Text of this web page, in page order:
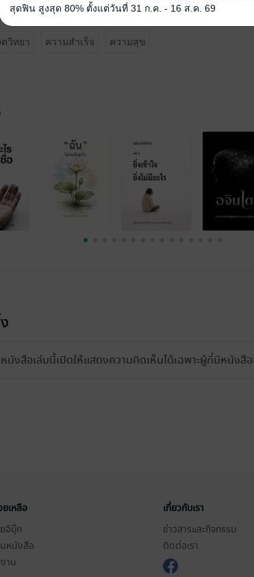
ตวิทยา ความสำเร็จ ความสุข
นังสือเล่มนี้เปิดให้แสดงความคิดเห็นได้เฉพาะผู้ที่มีหนังสื
ยเหลือ
อีบุ๊ก
หนังสือ
าน
เกี่ยวกับเรา
ข่าวสารและกิจกรรม
ติดต่อเรา
สุดฟิน สูงสุด 80% ตั้งแต่วันที่ 31 ก.ค. - 16 ส.ค. 69